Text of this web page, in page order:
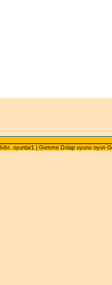
oyunlar1 | Gomme Dolap oyunu oyun